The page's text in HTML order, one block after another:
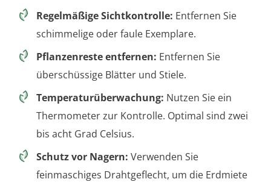
Regelmäßige Sichtkontrolle: Entfernen Sie
schimmelige oder faule Exemplare.
Pflanzenreste entfernen: Entfernen Sie
überschüssige Blätter und Stiele.
Temperaturüberwachung: Nutzen Sie ein
Thermometer zur Kontrolle. Optimal sind zwei
bis acht Grad Celsius.
Schutz vor Nagern: Verwenden Sie
feinmaschiges Drahtgeflecht, um die Erdmiete